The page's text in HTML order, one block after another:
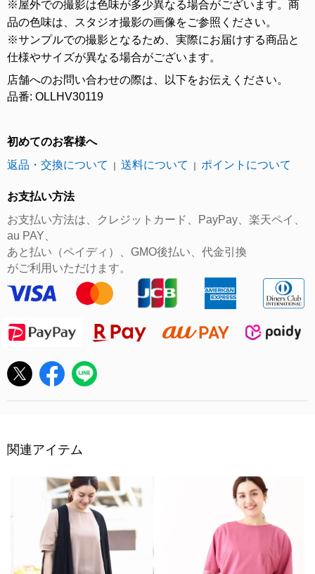
※屋外での撮影は色味が多少異なる場合がございます。商
品の色味は、スタジオ撮影の画像をご参照ください。
※サンプルでの撮影となるため、実際にお届けする商品と
仕様やサイズが異なる場合がございます。
店舗へのお問い合わせの際は、以下をお伝えください。
品番: OLLHV30119
初めてのお客様へ
返品・交換について
｜ 送料について ｜ ポイントについて
お支払い方法
お支払い方法は、クレジットカード、PayPay、楽天ペイ、
au PAY、
あと払い（ペイディ）、GMO後払い、代金引換
がご利用いただけます。
関連アイテム